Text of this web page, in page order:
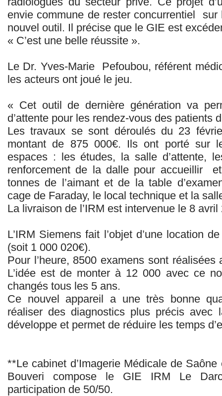
envie commune de rester concurrentiel sur
nouvel outil. Il précise que le GIE est
« C’est une belle réussite ».
Le Dr. Yves-Marie Pefoubou, référent
les acteurs ont joué le jeu.
« Cet outil de dernière génération va
d’attente pour les rendez-vous des patients
Les travaux se sont déroulés du 23
montant de 875 000€. Ils ont porté sur
espaces : les études, la salle d’attente,
renforcement de la dalle pour accueillir
tonnes de l’aimant et de la table
cage de Faraday, le local technique et la
La livraison de l’IRM est intervenue le 8 avril
L’IRM Siemens fait l’objet d’une location
(soit 1 000 020€).
Pour l’heure, 8500 examens sont réalisées
L’idée est de monter à 12 000 avec ce
changés tous les 5 ans.
Ce nouvel appareil a une très bonne
réaliser des diagnostics plus précis avec
développe et permet de réduire les temps
**Le cabinet d’Imagerie Médicale de
Bouveri compose le GIE IRM Le
participation de 50/50.